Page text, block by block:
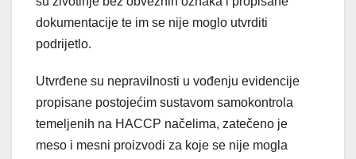
dokumentacije te im se nije moglo utvrditi
podrijetlo.
Utvrđene su nepravilnosti u vođenju evidencije
propisane postojećim sustavom samokontrola
temeljenih na HACCP načelima, zatečeno je
meso i mesni proizvodi za koje se nije mogla